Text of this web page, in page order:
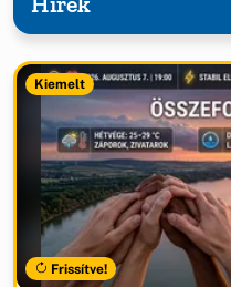
Kiemelt
Frissítve!